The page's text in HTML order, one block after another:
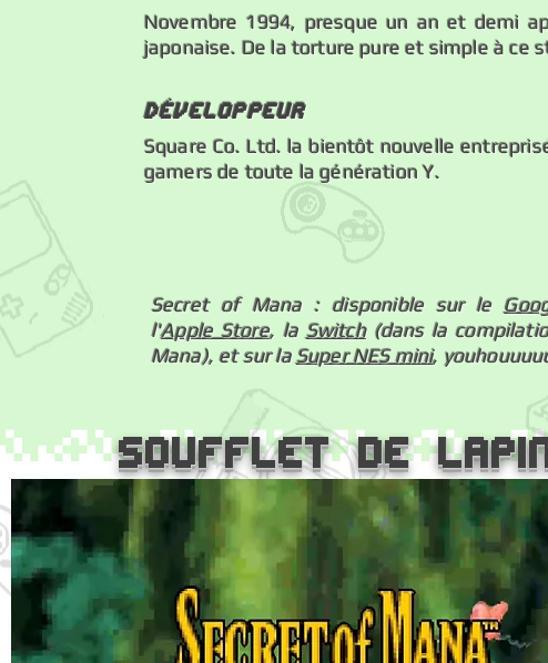
Novembre 1994, presque un an et demi
japonaise. De la torture pure et simple à ce
Développeur
Square Co. Ltd. la bientôt nouvelle
gamers de toute la génération Y.
Secret of Mana : disponible sur le
l'Apple Store, la Switch(dans la
Mana), et sur laSuper NES mini,
Soufflet de